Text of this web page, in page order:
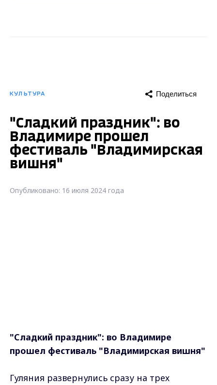
КУЛЬТУРА Поделиться
"Сладкий праздник": во
Владимире прошел
фестиваль "Владимирская
вишня"
Опубликовано: 16 июля 2024 года
"Сладкий праздник": во Владимире
прошел фестиваль "Владимирская вишня"
Гуляния развернулись сразу на трех